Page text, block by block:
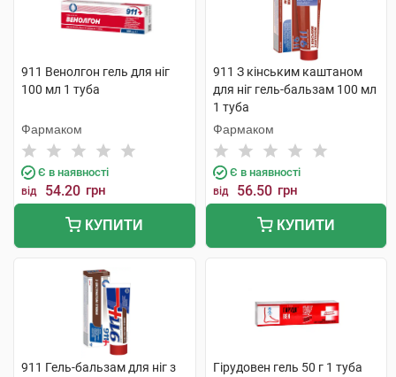
911 Венолгон гель для ніг
100 мл 1 туба
Фармаком
Є в наявності
від 54.20 грн
КУПИТИ
911 З кінським каштаном
для ніг гель-бальзам 100 мл
1 туба
Фармаком
Є в наявності
від 56.50 грн
КУПИТИ
911 Гель-бальзам для ніг з
Гірудовен гель 50 г 1 туба